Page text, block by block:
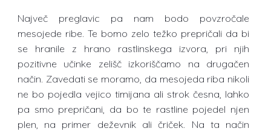
Največ preglavic pa nam bodo povzročale
mesojede ribe. Te bomo zelo težko prepričali da bi
se hranile z hrano rastlinskega izvora, pri njih
pozitivne učinke zelišč izkoriščamo na drugačen
način. Zavedati se moramo, da mesojeda riba nikoli
ne bo pojedla vejico timijana ali strok česna, lahko
pa smo prepričani, da bo te rastline pojedel njen
plen, na primer deževnik ali čriček. Na ta način